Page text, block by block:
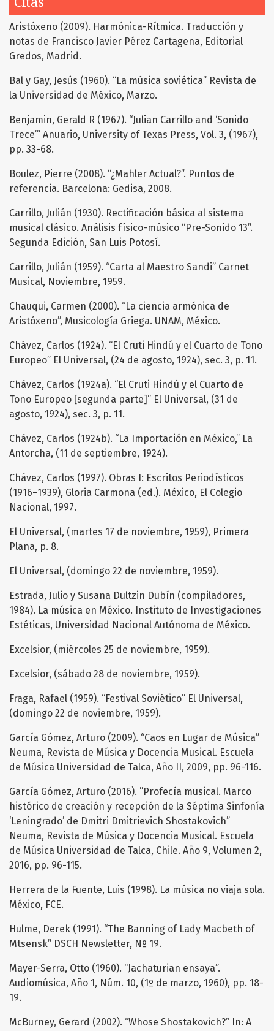
Aristóxeno (2009). Harmónica-Rítmica. Traducción y
notas de Francisco Javier Pérez Cartagena, Editorial
Gredos, Madrid.
Bal y Gay, Jesús (1960). “La música soviética” Revista de
la Universidad de México, Marzo.
Benjamin, Gerald R (1967). “Julian Carrillo and ‘Sonido
Trece’” Anuario, University of Texas Press, Vol. 3, (1967),
pp. 33-68.
Boulez, Pierre (2008). “¿Mahler Actual?”. Puntos de
referencia. Barcelona: Gedisa, 2008.
Carrillo, Julián (1930). Rectificación básica al sistema
musical clásico. Análisis físico-músico “Pre-Sonido 13”.
Segunda Edición, San Luis Potosí.
Carrillo, Julián (1959). “Carta al Maestro Sandi” Carnet
Musical, Noviembre, 1959.
Chauqui, Carmen (2000). “La ciencia armónica de
Aristóxeno”, Musicología Griega. UNAM, México.
Chávez, Carlos (1924). “El Cruti Hindú y el Cuarto de Tono
Europeo” El Universal, (24 de agosto, 1924), sec. 3, p. 11.
Chávez, Carlos (1924a). “El Cruti Hindú y el Cuarto de
Tono Europeo [segunda parte]” El Universal, (31 de
agosto, 1924), sec. 3, p. 11.
Chávez, Carlos (1924b). “La Importación en México,” La
Antorcha, (11 de septiembre, 1924).
Chávez, Carlos (1997). Obras I: Escritos Periodísticos
(1916–1939), Gloria Carmona (ed.). México, El Colegio
Nacional, 1997.
El Universal, (martes 17 de noviembre, 1959), Primera
Plana, p. 8.
El Universal, (domingo 22 de noviembre, 1959).
Estrada, Julio y Susana Dultzin Dubín (compiladores,
1984). La música en México. Instituto de Investigaciones
Estéticas, Universidad Nacional Autónoma de México.
Excelsior, (miércoles 25 de noviembre, 1959).
Excelsior, (sábado 28 de noviembre, 1959).
Fraga, Rafael (1959). “Festival Soviético” El Universal,
(domingo 22 de noviembre, 1959).
García Gómez, Arturo (2009). “Caos en Lugar de Música”
Neuma, Revista de Música y Docencia Musical. Escuela
de Música Universidad de Talca, Año II, 2009, pp. 96-116.
García Gómez, Arturo (2016). ”Profecía musical. Marco
histórico de creación y recepción de la Séptima Sinfonía
‘Leningrado’ de Dmitri Dmitrievich Shostakovich”
Neuma, Revista de Música y Docencia Musical. Escuela
de Música Universidad de Talca, Chile. Año 9, Volumen 2,
2016, pp. 96-115.
Herrera de la Fuente, Luis (1998). La música no viaja sola.
México, FCE.
Hulme, Derek (1991). “The Banning of Lady Macbeth of
Mtsensk” DSCH Newsletter, Nº 19.
Mayer-Serra, Otto (1960). “Jachaturian ensaya”.
Audiomúsica, Año 1, Núm. 10, (1º de marzo, 1960), pp. 18-
19.
McBurney, Gerard (2002). “Whose Shostakovich?” In: A